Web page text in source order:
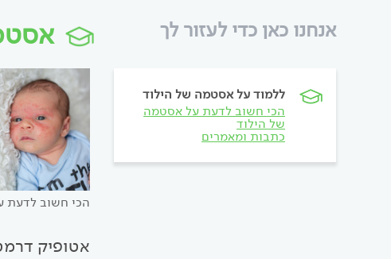
אנחנו כאן כדי לעזור לך
ללמוד על אסטמה של הילוד
הכי חשוב לדעת על אסטמה
של הילוד
כתבות ומאמרים
הכי חשוב לדעת
אטופיק